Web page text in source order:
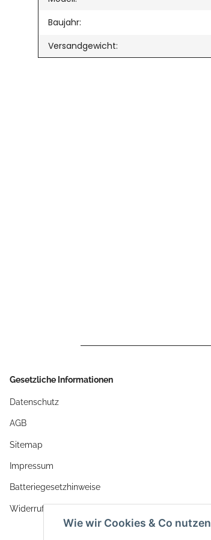
Wie wir Cookies & Co nutzen
Baujahr:
Versandgewicht:
Gesetzliche Informationen
Datenschutz
AGB
Sitemap
Impressum
Batteriegesetzhinweise
Widerrufsrecht